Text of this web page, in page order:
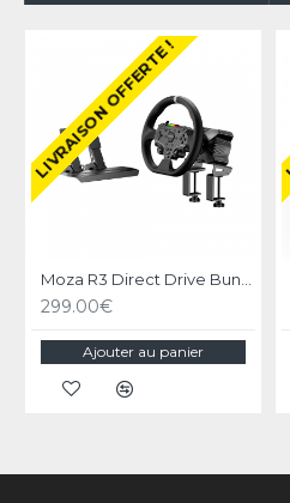
LIVRAISON OFFERTE !
299.00€
Ajouter au panier